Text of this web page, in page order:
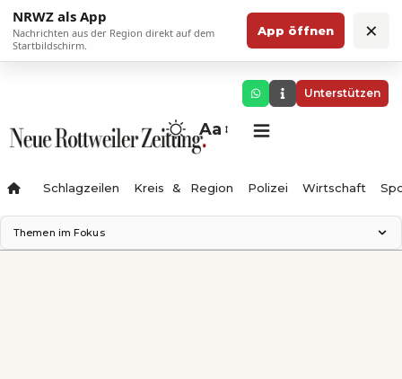
NRWZ als App
Nachrichten aus der Region direkt auf dem
Startbildschirm.
App öffnen ×
Unterstützen
Aa
Schlagzeilen Kreis & Region Polizei Wirtschaft
Themen im Fokus